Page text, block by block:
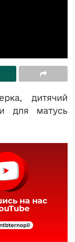
дитячий
для матусь